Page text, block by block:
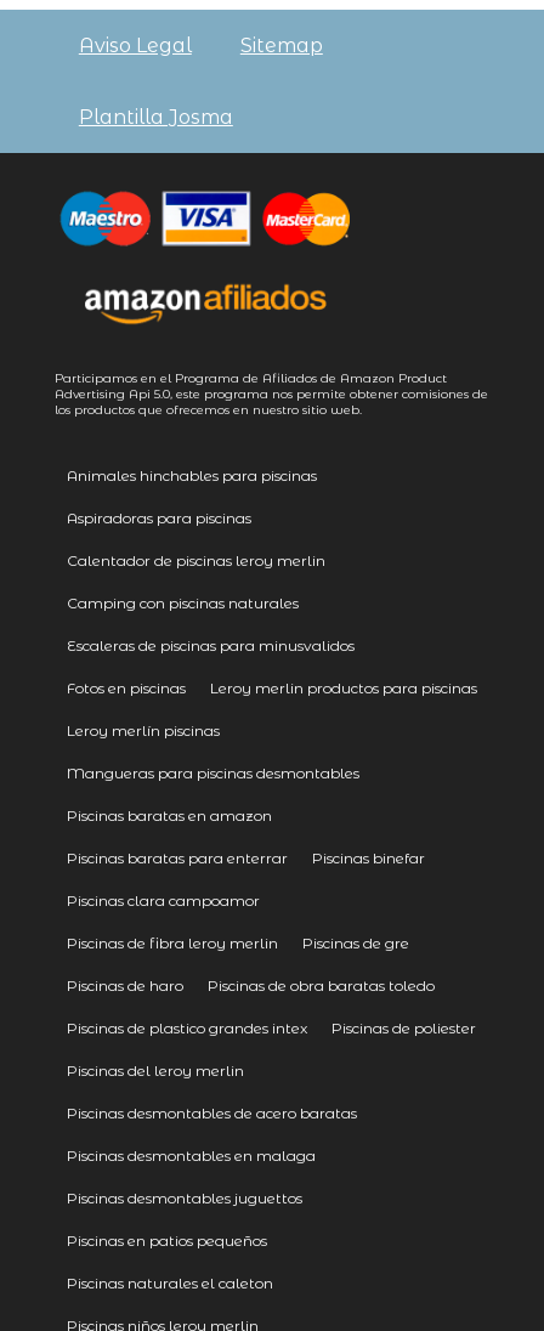
Aviso Legal Sitemap
Plantilla Josma
Participamos en el Programa de Afiliados de Amazon Product
Advertising Api 5.0, este programa nos permite obtener comisiones de
los productos que ofrecemos en nuestro sitio web.
Animales hinchables para piscinas
Aspiradoras para piscinas
Calentador de piscinas leroy merlin
Camping con piscinas naturales
Escaleras de piscinas para minusvalidos
Fotos en piscinas Leroy merlin productos para piscinas
Leroy merlín piscinas
Mangueras para piscinas desmontables
Piscinas baratas en amazon
Piscinas baratas para enterrar Piscinas binefar
Piscinas clara campoamor
Piscinas de fibra leroy merlin Piscinas de gre
Piscinas de haro Piscinas de obra baratas toledo
Piscinas de plastico grandes intex Piscinas de poliester
Piscinas del leroy merlin
Piscinas desmontables de acero baratas
Piscinas desmontables en malaga
Piscinas desmontables juguettos
Piscinas en patios pequeños
Piscinas naturales el caleton
Piscinas niños leroy merlin